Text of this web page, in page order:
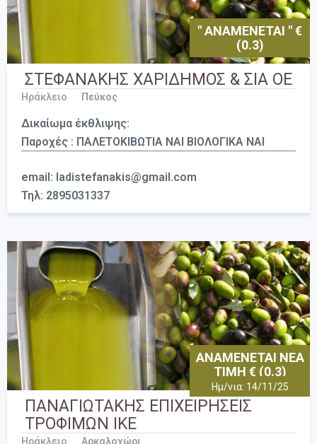
" ΑΝΑΜΕΝΕΤΑΙ " €
(0.3)
ΣΤΕΦΑΝΑΚΗΣ ΧΑΡΙΔΗΜΟΣ & ΣΙΑ ΟΕ
Ηράκλειο Πεύκος
Δικαίωμα έκθλιψης:
Παροχές : ΠΑΛΕΤΟΚΙΒΩΤΙΑ ΝΑΙ ΒΙΟΛΟΓΙΚΑ ΝΑΙ
email: ladistefanakis@gmail.com
Τηλ: 2895031337
ΑΝΑΜΕΝΕΤΑΙ ΝΕΑ
ΤΙΜΗ € (0.3)
Ημ/νια: 14/11/25
ΠΑΝΑΓΙΩΤΑΚΗΣ ΕΠΙΧΕΙΡΗΣΕΙΣ
ΤΡΟΦΙΜΩΝ ΙΚΕ
Ηράκλειο Αρκαλοχώρι